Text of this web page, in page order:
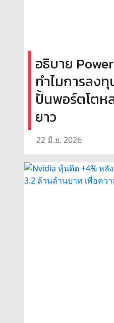
อธิบาย
ทำไมการลง
ปั้นพอร์ตโตห
ยาว
22 มิ.ย. 2026